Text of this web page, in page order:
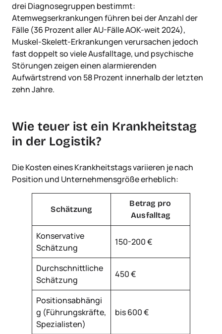
drei Diagnosegruppen bestimmt:
Atemwegserkrankungen führen bei der Anzahl der
Fälle (36 Prozent aller AU-Fälle AOK-weit 2024),
Muskel-Skelett-Erkrankungen verursachen jedoch
fast doppelt so viele Ausfalltage, und psychische
Störungen zeigen einen alarmierenden
Aufwärtstrend von 58 Prozent innerhalb der letzten
zehn Jahre.
Wie teuer ist ein Krankheitstag
in der Logistik?
Die Kosten eines Krankheitstags variieren je nach
Position und Unternehmensgröße erheblich:
Schätzung
Betrag pro
Ausfalltag
Konservative
Schätzung
150-200 €
Durchschnittliche
Schätzung
450 €
Positionsabhängi
g (Führungskräfte,
Spezialisten)
bis 600 €